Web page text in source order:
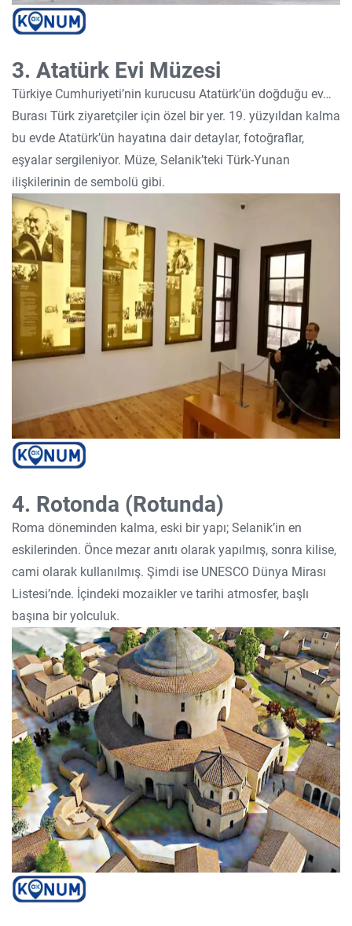
3. Atatürk Evi Müzesi
Türkiye Cumhuriyeti’nin kurucusu Atatürk’ün doğduğu ev…
Burası Türk ziyaretçiler için özel bir yer. 19. yüzyıldan kalma
bu evde Atatürk’ün hayatına dair detaylar, fotoğraflar,
eşyalar sergileniyor. Müze, Selanik’teki Türk-Yunan
ilişkilerinin de sembolü gibi.
4. Rotonda (Rotunda)
Roma döneminden kalma, eski bir yapı; Selanik’in en
eskilerinden. Önce mezar anıtı olarak yapılmış, sonra kilise,
cami olarak kullanılmış. Şimdi ise UNESCO Dünya Mirası
Listesi’nde. İçindeki mozaikler ve tarihi atmosfer, başlı
başına bir yolculuk.